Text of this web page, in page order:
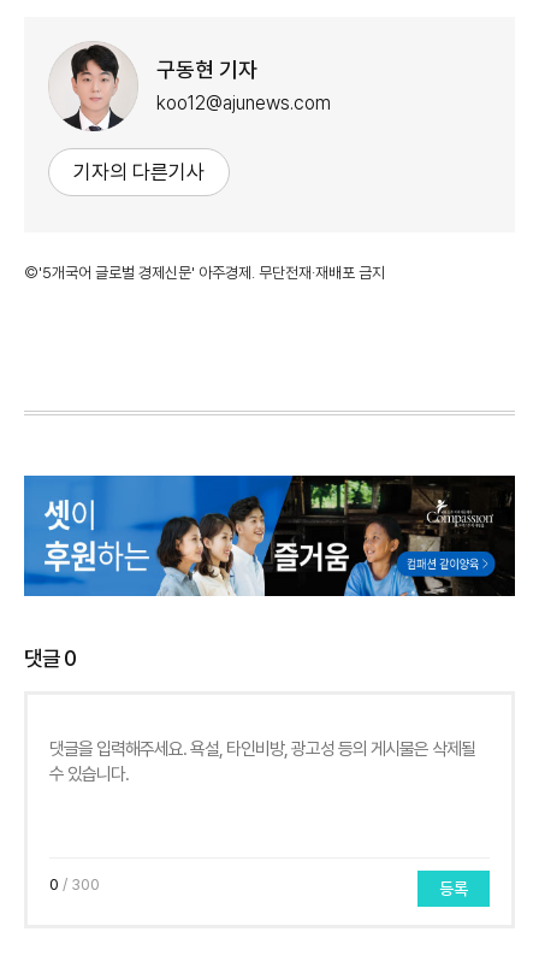
구동현 기자
koo12@ajunews.com
기자의 다른기사
©'5개국어 글로벌 경제신문' 아주경제. 무단전재·재배포 금지
댓글0
0 / 300 등록